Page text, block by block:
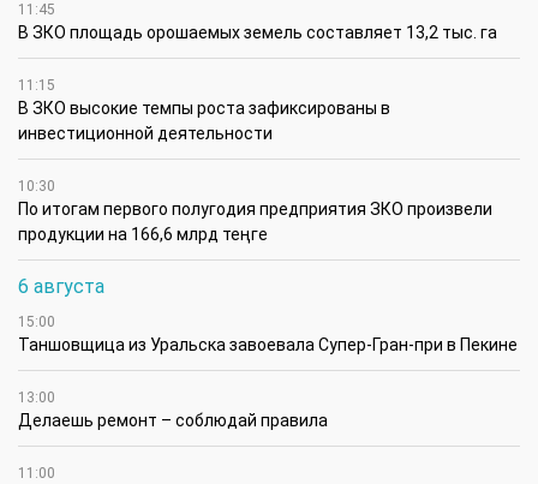
11:45
В ЗКО площадь орошаемых земель составляет 13,2 тыс. га
11:15
В ЗКО высокие темпы роста зафиксированы в
инвестиционной деятельности
10:30
По итогам первого полугодия предприятия ЗКО произвели
продукции на 166,6 млрд теңге
6 августа
15:00
Таншовщица из Уральска завоевала Супер-Гран-при в Пекине
13:00
Делаешь ремонт – соблюдай правила
11:00